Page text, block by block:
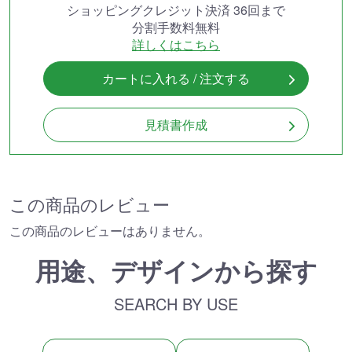
ショッピングクレジット決済 36回まで
分割手数料無料
詳しくはこちら
カートに入れる / 注文する
見積書作成
この商品のレビュー
この商品のレビューはありません。
用途、デザインから探す
SEARCH BY USE